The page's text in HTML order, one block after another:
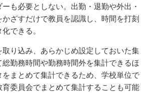
も必要としない。出勤・退勤や外出・
ざすだけで教員を認識し、時間を打刻
できる。
り込み、あらかじめ設定しておいた集
勤務時間や勤務時間外を集計できるほ
まとめて集計できるため、学校単位で
委員会でまとめて集計することも可能